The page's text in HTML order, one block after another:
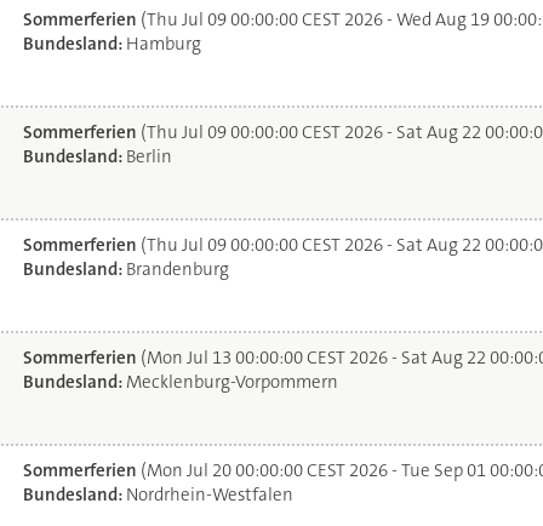
Sommerferien (Thu Jul 09 00:00:00 CEST 2026 - Wed Aug 19
Bundesland: Hamburg
Sommerferien (Thu Jul 09 00:00:00 CEST 2026 - Sat Aug 22
Bundesland: Berlin
Sommerferien (Thu Jul 09 00:00:00 CEST 2026 - Sat Aug 22
Bundesland: Brandenburg
Sommerferien (Mon Jul 13 00:00:00 CEST 2026 - Sat Aug 22
Bundesland: Mecklenburg-Vorpommern
Sommerferien (Mon Jul 20 00:00:00 CEST 2026 - Tue Sep 01
Bundesland: Nordrhein-Westfalen